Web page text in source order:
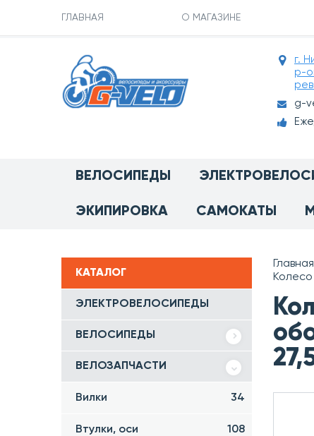
ГЛАВНАЯ О МАГАЗИНЕ
г.
р-
g-
ВЕЛОСИПЕДЫ
ЭКИПИРОВКА САМОКАТЫ
КАТАЛОГ
ЭЛЕКТРОВЕЛОСИПЕДЫ
ВЕЛОСИПЕДЫ
ВЕЛОЗАПЧАСТИ
Вилки 34
Втулки, оси 108
Главная